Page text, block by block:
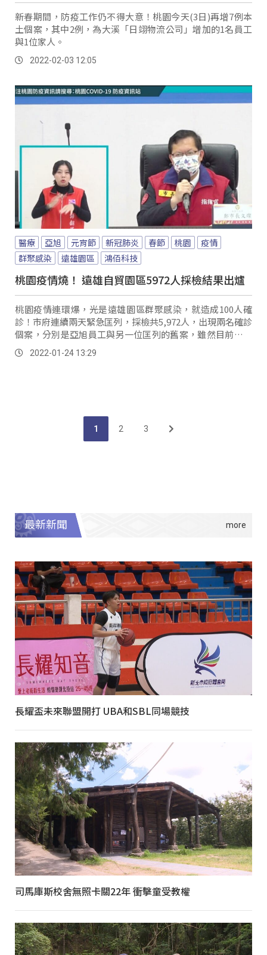
新春期間，防疫工作仍不得大意！桃園今天(3日)再增7例本
土個案，其中2例，為大溪「日翊物流公司」增加的1名員工
與1位家人。
2022-02-03 12:05
醫療 亞旭 元宵節 新冠肺炎 春節 桃園
疫情
群聚感染
遠雄園區 鴻佰科技
桃園疫情燒！ 遠雄自貿園區5972人採檢結果出爐
桃園疫情連環爆，光是遠雄園區群聚感染，就造成100人確
診！市府連續兩天緊急匡列，採檢共5,972人，出現兩名確診
個案，分別是亞旭員工與另一位匡列的舊案，雖然目前沒有
採出亞旭以外的個案，但仍不可掉以輕心...。
2022-01-24 13:29
1 2 3
最新新聞
長耀盃未來聯盟開打 UBA和SBL同場競技
司馬庫斯校舍無照卡關22年 衝擊童受教權